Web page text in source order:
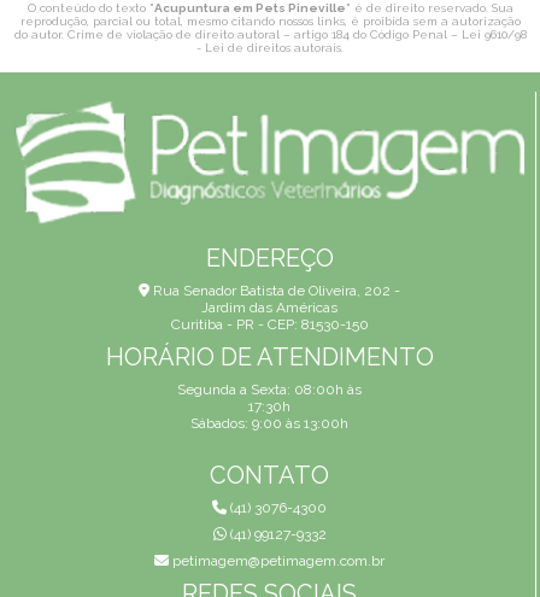
O conteúdo do texto "Acupuntura em Pets Pineville" é de direito reservado. Sua
reprodução, parcial ou total, mesmo citando nossos links, é proibida sem a autorização
do autor. Crime de violação de direito autoral – artigo 184 do Código Penal – Lei 9610/98
- Lei de direitos autorais
ENDEREÇO
Rua Senador Batista de Oliveira, 202 -
Jardim das Américas
Curitiba - PR - CEP: 81530-150
HORÁRIO DE ATENDIMENTO
Segunda a Sexta: 08:00h às
17:30h
Sábados: 9:00 às 13:00h
CONTATO
(41) 3076-4300
(41) 99127-9332
petimagem@petimagem.com.br